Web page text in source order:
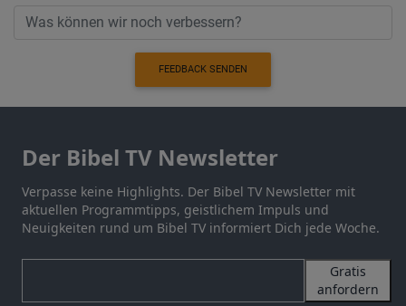
FEEDBACK SENDEN
Der Bibel TV Newsletter
Verpasse keine Highlights. Der Bibel TV Newsletter mit
aktuellen Programmtipps, geistlichem Impuls und
Neuigkeiten rund um Bibel TV informiert Dich jede Woche.
Gratis
anfordern